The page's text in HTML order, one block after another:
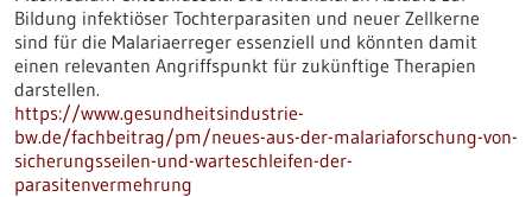
Bildung infektiöser Tochterparasiten und neuer Zellkerne
sind für die Malariaerreger essenziell und könnten damit
einen relevanten Angriffspunkt für zukünftige Therapien
darstellen.
https://www.gesundheitsindustrie-
bw.de/fachbeitrag/pm/neues-aus-der-malariaforschung-von-
sicherungsseilen-und-warteschleifen-der-
parasitenvermehrung